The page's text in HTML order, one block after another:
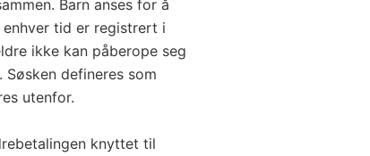
Barn anses for å
tid er registrert i
ikke kan påberope seg
defineres som
utenfor.
knyttet til